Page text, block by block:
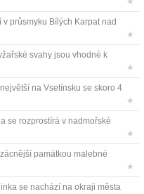
průsmyku Bílých Karpat nad
★
svahy jsou vhodné k
★
na Vsetínsku se skoro 4
★
se rozprostírá v nadmořské
★
památkou malebné
★
se nachází na okraji města